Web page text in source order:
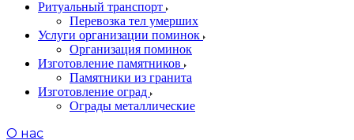
Ритуальный транспорт
Перевозка тел умерших
Услуги организации поминок
Организация поминок
Изготовление памятников
Памятники из гранита
Изготовление оград
Ограды металлические
О нас